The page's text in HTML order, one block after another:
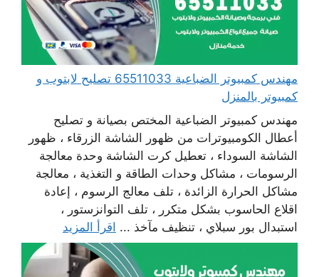
مهندس كمبيوتر الضباعية 65511033 تصليح لابتوب و
كمبيوتر بالمنزل
مهندس كمبيوتر الضباعية المختص بصيانة و تصليح
أعطال الكومبيوترات من ظهور الشاشة الزرقاء ، ظهور
الشاشة السوداء ، تعطيل كرت الشاشة وحدة معالجة
الرسومات ، مشاكل وحدات الطاقة و التغذية ، معالجة
مشاكل الحرارة الزائدة ، تلف معالج الرسوم ، إعادة
اقلاع الحاسوب بشكل متكرر ، تلف التوانزستور ،
استبدال بور سبلاي ، تنظيف مآخذ ... اقرأ المزيد